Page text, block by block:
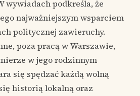
wywiadach podkreśla, że
najważniejszym wsparciem
politycznej zawieruchy.
poza pracą w Warszawie,
w jego rodzinnym
się spędzać każdą wolną
historią lokalną oraz